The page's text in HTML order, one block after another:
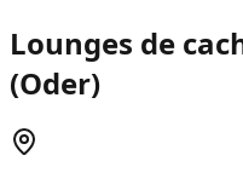
Lounges de
(Oder)